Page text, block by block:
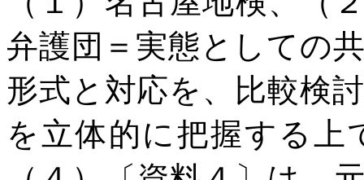
弁護団＝実態としての
形式と対応を、比較検
を立体的に把握する上